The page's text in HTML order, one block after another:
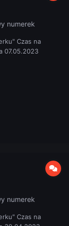
numerek
Czas na
07.05.2023
numerek
Czas na